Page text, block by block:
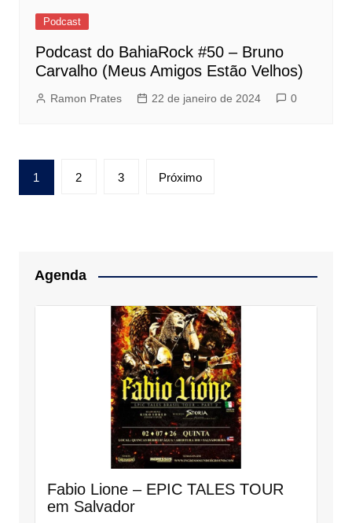
Podcast
Podcast do BahiaRock #50 – Bruno
Carvalho (Meus Amigos Estão Velhos)
Ramon Prates 22 de janeiro de 2024 0
Paginação
de
1 2 3 Próximo
Agenda
Fabio Lione – EPIC TALES TOUR
em Salvador